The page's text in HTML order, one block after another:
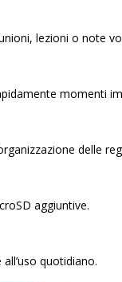
lezioni o note
momenti
delle
aggiuntive.
quotidiano.